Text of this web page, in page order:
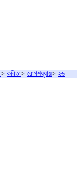
> কবিতা> রোগশয্যায়> ২৬